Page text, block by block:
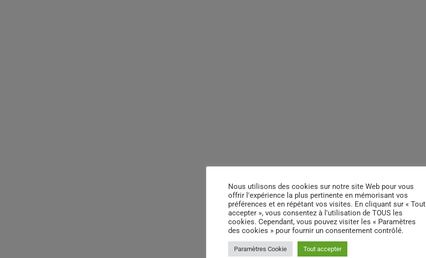
Nous utilisons des cookies sur notre site Web pour vous
offrir l'expérience la plus pertinente en mémorisant vos
préférences et en répétant vos visites. En cliquant sur « Tout
accepter », vous consentez à l'utilisation de TOUS les
cookies. Cependant, vous pouvez visiter les « Paramètres
des cookies » pour fournir un consentement contrôlé.
Paramètres Cookie Tout accepter